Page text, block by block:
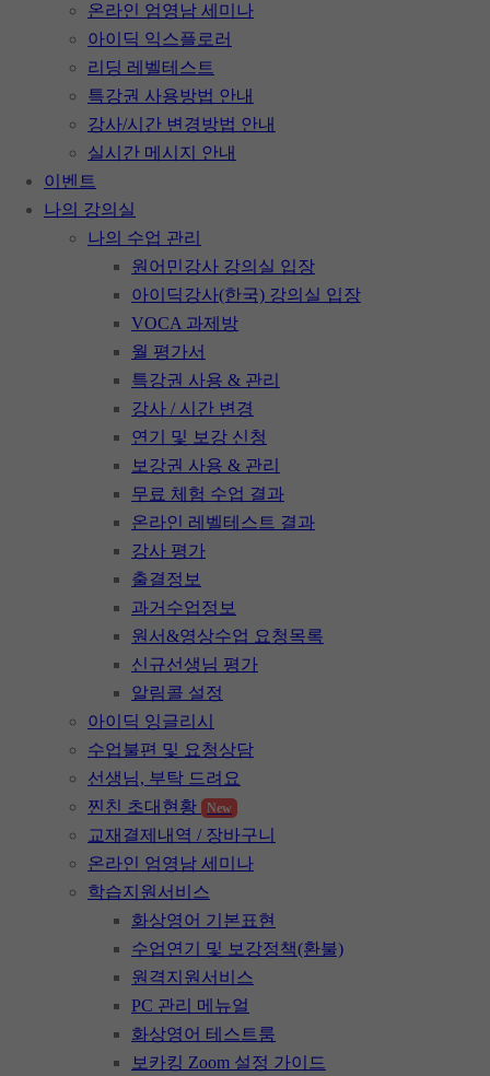
온라인 엄영남 세미나
아이딕 익스플로러
리딩 레벨테스트
특강권 사용방법 안내
강사/시간 변경방법 안내
실시간 메시지 안내
이벤트
나의 강의실
나의 수업 관리
원어민강사 강의실 입장
아이딕강사(한국) 강의실 입장
VOCA 과제방
월 평가서
특강권 사용 & 관리
강사 / 시간 변경
연기 및 보강 신청
보강권 사용 & 관리
무료 체험 수업 결과
온라인 레벨테스트 결과
강사 평가
출결정보
과거수업정보
원서&영상수업 요청목록
신규선생님 평가
알림콜 설정
아이딕 잉글리시
수업불편 및 요청상담
선생님, 부탁 드려요
찐친 초대현황
New
교재결제내역 / 장바구니
온라인 엄영남 세미나
학습지원서비스
화상영어 기본표현
수업연기 및 보강정책(환불)
원격지원서비스
PC 관리 메뉴얼
화상영어 테스트룸
보카킹 Zoom 설정 가이드